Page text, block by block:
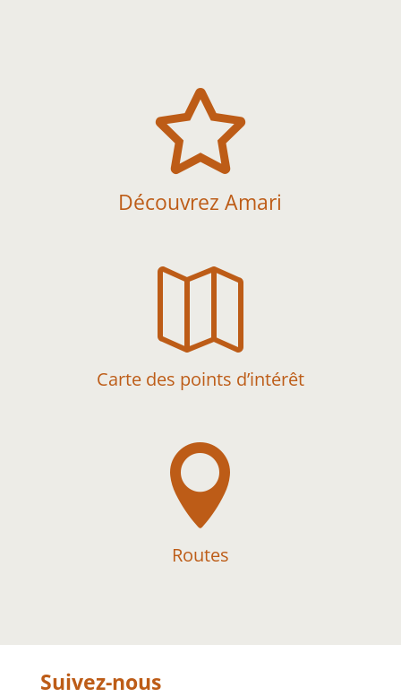

Découvrez Amari

Carte des points d’intérêt

Routes
Suivez-nous